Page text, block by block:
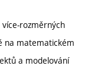
rozměrných
na matematickém
a modelování